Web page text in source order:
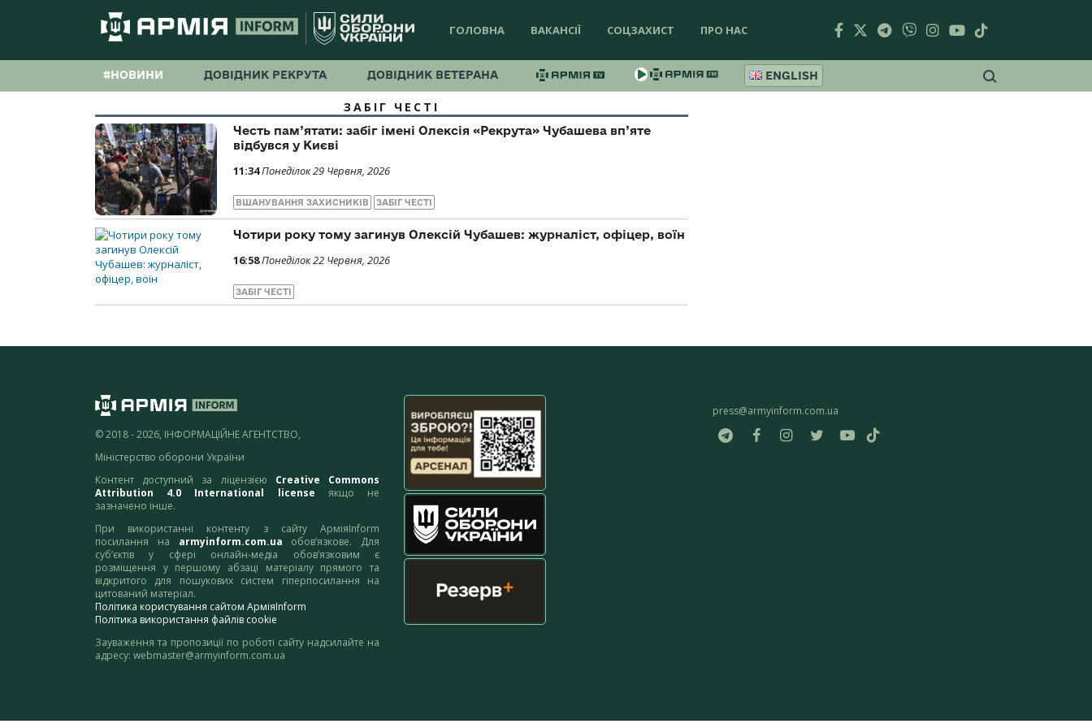
ГОЛОВНА ВАКАНСІЇ СОЦЗАХИСТ ПРО НАС
#НОВИНИ ДОВІДНИК РЕКРУТА ДОВІДНИК ВЕТЕРАНА ENGLISH
ЗАБІГ ЧЕСТІ
Честь пам’ятати: забіг імені Олексія «Рекрута» Чубашева вп’яте
відбувся у Києві
11:34Понеділок 29 Червня, 2026
ВШАНУВАННЯ ЗАХИСНИКІВ ЗАБІГ ЧЕСТІ
Чотири року тому загинув Олексій Чубашев: журналіст, офіцер, воїн
16:58Понеділок 22 Червня, 2026
ЗАБІГ ЧЕСТІ
© 2018 - 2026, ІНФОРМАЦІЙНЕ АГЕНТСТВО,
Міністерство оборони України
Контент доступний за ліцензією Creative Commons
Attribution 4.0 International license якщо не
зазначено інше.
При використанні контенту з сайту АрміяInform
посилання на armyinform.com.ua обов’язкове. Для
суб’єктів у сфері онлайн-медіа обов’язковим є
розміщення у першому абзаці матеріалу прямого та
відкритого для пошукових систем гіперпосилання на
цитований матеріал.
Політика користування сайтом АрміяInform
Політика використання файлів cookie
Зауваження та пропозиції по роботі сайту надсилайте на
адресу: webmaster@armyinform.com.ua
press@armyinform.com.ua